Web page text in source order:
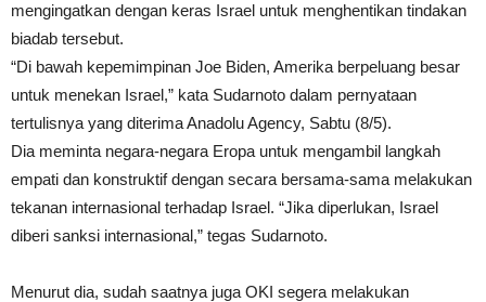
mengingatkan dengan keras Israel untuk menghentikan tindakan
biadab tersebut.
“Di bawah kepemimpinan Joe Biden, Amerika berpeluang besar
untuk menekan Israel,” kata Sudarnoto dalam pernyataan
tertulisnya yang diterima Anadolu Agency, Sabtu (8/5).
Dia meminta negara-negara Eropa untuk mengambil langkah
empati dan konstruktif dengan secara bersama-sama melakukan
tekanan internasional terhadap Israel. “Jika diperlukan, Israel
diberi sanksi internasional,” tegas Sudarnoto.
Menurut dia, sudah saatnya juga OKI segera melakukan